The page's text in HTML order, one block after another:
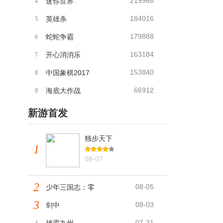
5 英雄杀 184016
6 蛇蛇争霸 179888
7 开心消消乐 163184
8 中国象棋2017 153840
9 海底大作战 66912
新游首发
1
独步天下
08-07
2 少年三国志：零 08-05
3 剑中 08-03